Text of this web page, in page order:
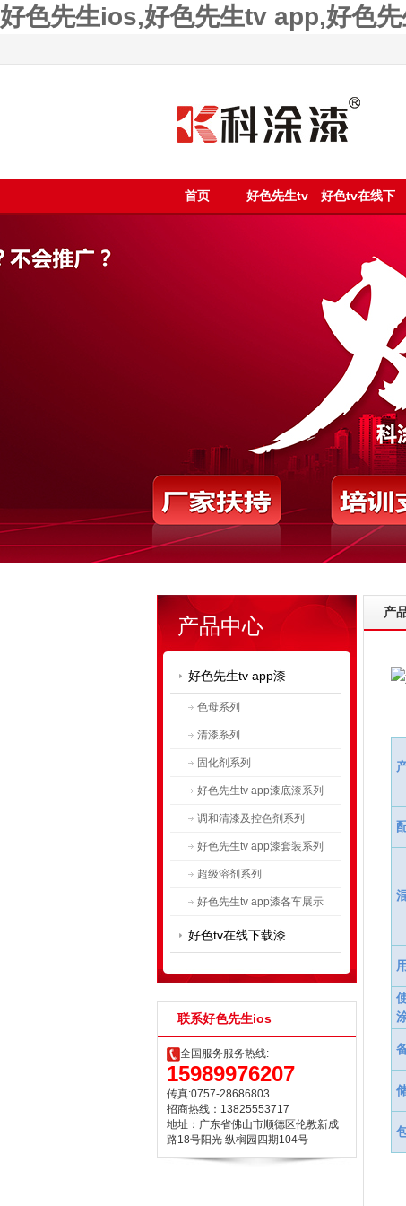
好色先生ios,好色先生tv app,好色
首页 好色先生tv 好色tv在线下
产品中心
好色先生tv app漆
色母系列
清漆系列
固化剂系列
好色先生tv app漆底漆系列
调和清漆及控色剂系列
好色先生tv app漆套装系列
超级溶剂系列
好色先生tv app漆各车展示
好色tv在线下载漆
联系好色先生ios
全国服务服务热线:
15989976207
传真:0757-28686803
招商热线：13825553717
地址：广东省佛山市顺德区伦教新成
路18号阳光 纵榈园四期104号
产